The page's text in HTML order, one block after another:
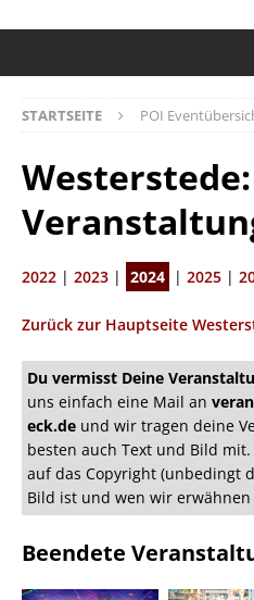
STARTSEITE POI
Westerstede:
2022 | 2023 | 2024 | 2025 |
Zurück zur Hauptseite
Du vermisst Deine
uns einfach eine Mail an
eck.de und wir tragen deine
besten auch Text und Bild
auf das Copyright (unbedingt
Bild ist und wen wir erwähnen
Beendete